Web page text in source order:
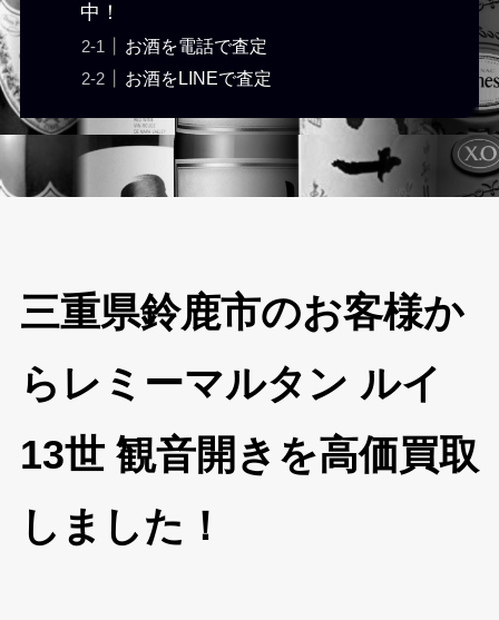
中！
お酒を電話で査定
お酒をLINEで査定
三重県鈴鹿市のお客様か
らレミーマルタン ルイ
13世 観音開きを高価買取
しました！